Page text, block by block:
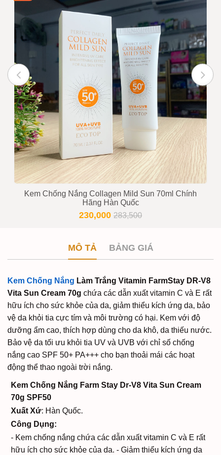
Kem Chống Nắng Collagen Mild Sun 70ml Chính
Hãng Hàn Quốc
230,000 283,500
MÔ TẢ BẢNG GIÁ
Kem Chống Nắng Làm Trắng Vitamin FarmStay DR-V8
Vita Sun Cream 70g chứa các dẫn xuất vitamin C và E rất
hữu ích cho sức khỏe của da, giảm thiểu kích ứng da, bảo
vệ da khỏi tia cực tím và môi trường có hại. Kem với độ
dưỡng ẩm cao, thích hợp dùng cho da khô, da thiếu nước.
Bảo vệ da tối ưu khỏi tia UV và UVB với chỉ số chống
nắng cao SPF 50+ PA+++ cho bạn thoải mái các hoạt
động thể thao ngoài trời nắng.
Kem Chống Nắng Farm Stay Dr-V8 Vita Sun Cream
70g SPF50
Xuất Xứ: Hàn Quốc.
Công Dụng:
- Kem chống nắng chứa các dẫn xuất vitamin C và E rất
hữu ích cho sức khỏe của da. - Giảm thiểu kích ứng da